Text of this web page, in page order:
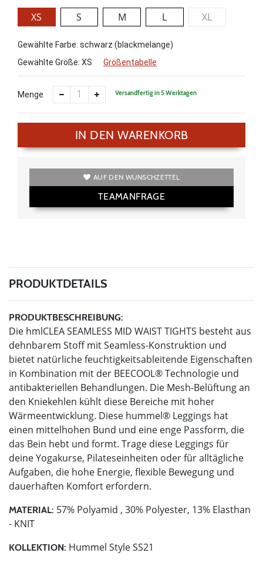
XS S M L XL
Gewählte Farbe: schwarz (blackmelange)
Gewählte Größe: XS Größentabelle
Menge Versandfertig in 5 Werktagen
IN DEN WARENKORB
AUF DEN WUNSCHZETTEL
TEAMANFRAGE
PRODUKTDETAILS
PRODUKTBESCHREIBUNG:
Die hmlCLEA SEAMLESS MID WAIST TIGHTS besteht aus
dehnbarem Stoff mit Seamless-Konstruktion und
bietet natürliche feuchtigkeitsableitende Eigenschaften
in Kombination mit der BEECOOL® Technologie und
antibakteriellen Behandlungen. Die Mesh-Belüftung an
den Kniekehlen kühlt diese Bereiche mit hoher
Wärmeentwicklung. Diese hummel® Leggings hat
einen mittelhohen Bund und eine enge Passform, die
das Bein hebt und formt. Trage diese Leggings für
deine Yogakurse, Pilateseinheiten oder für alltägliche
Aufgaben, die hohe Energie, flexible Bewegung und
dauerhaften Komfort erfordern.
MATERIAL: 57% Polyamid , 30% Polyester, 13% Elasthan
- KNIT
KOLLEKTION: Hummel Style SS21